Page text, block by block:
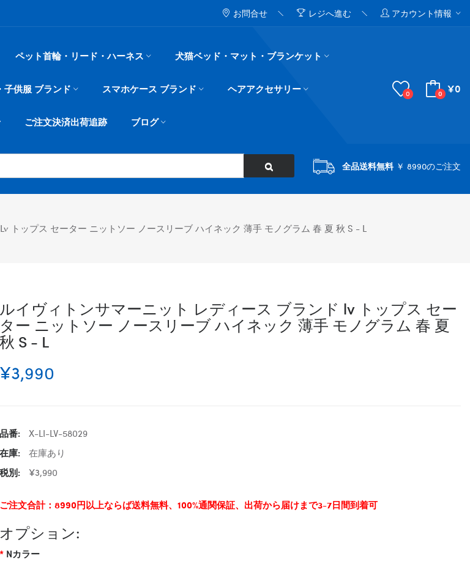
お問合せ レジへ進む アカウント情報
ペット首輪・リード・ハーネス 犬猫ベッド・マット・ブランケット
子供服 ブランド スマホケース ブランド ヘアアクセサリー
ご注文決済出荷追跡 ブログ
0 0 ¥0
全品送料無料￥ 8990のご注文
トップス セーター ニットソー ノースリーブ ハイネック 薄手 モノグラム 春 夏 秋 S - L
ルイヴィトンサマーニット レディース ブランド lv トップス セー
ター ニットソー ノースリーブ ハイネック 薄手 モノグラム 春 夏
秋 S - L
¥3,990
品番:
X-LI-LV-58029
在庫:
在庫あり
税別:
¥3,990
ご注文合計：8990円以上ならば送料無料、100%通関保証、出荷から届けまで3-7日間到着可
オプション:
Nカラー